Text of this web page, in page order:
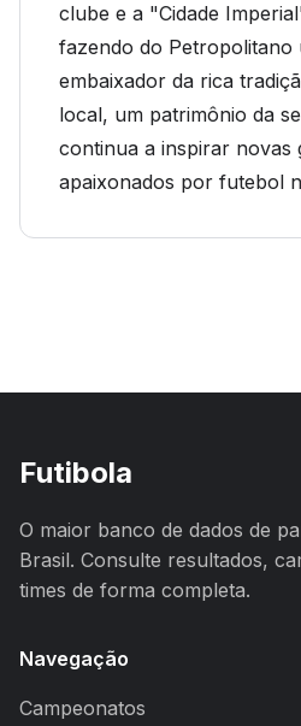
clube e a "Cidade
fazendo do Petropolitano
embaixador da rica
local, um patrimônio da
continua a inspirar novas
apaixonados por futebol
Futibola
O maior banco de dados de
Brasil. Consulte resultados,
times de forma completa.
Navegação
Campeonatos